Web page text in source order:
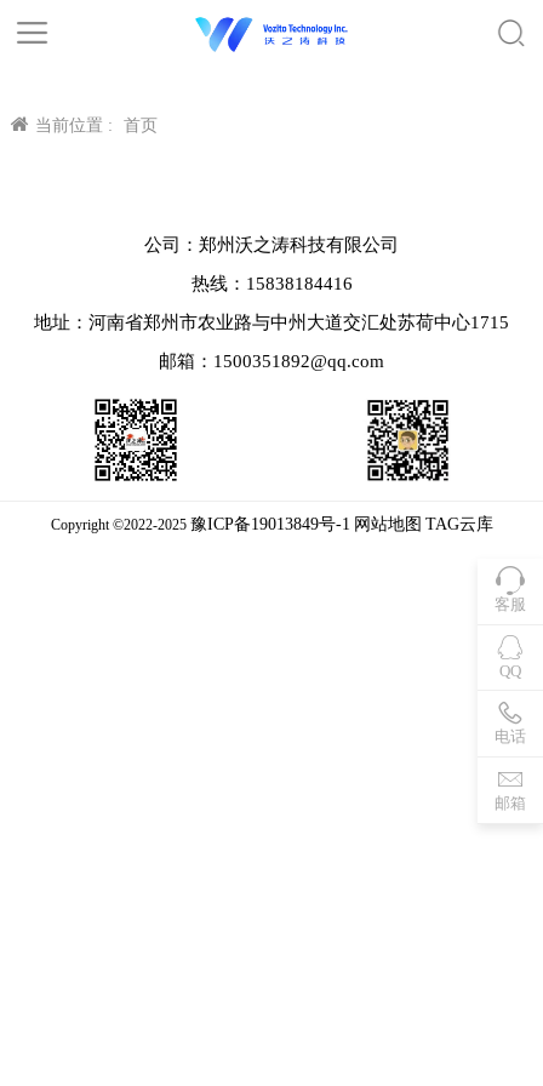
当前位置 : 首页
客服
QQ
电话
邮箱
公司：郑州沃之涛科技有限公司
热线：15838184416
地址：河南省郑州市农业路与中州大道交汇处苏荷中心1715
邮箱：1500351892@qq.com
Copyright ©2022-2025 豫ICP备19013849号-1 网站地图 TAG云库